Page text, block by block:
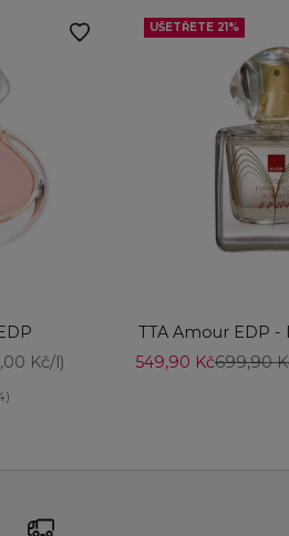
Kč/l)
UŠETŘETE 21%
TTA Amour EDP
Prodejní cena
549,90 KčBěžná
699,90